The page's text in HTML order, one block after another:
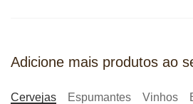
Adicione mais produtos ao
Cervejas Espumantes Vinhos